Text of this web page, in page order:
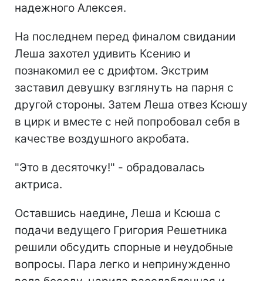
надежного Алексея.
На последнем перед финалом свидании
Леша захотел удивить Ксению и
познакомил ее с дрифтом. Экстрим
заставил девушку взглянуть на парня с
другой стороны. Затем Леша отвез Ксюшу
в цирк и вместе с ней попробовал себя в
качестве воздушного акробата.
"Это в десяточку!" - обрадовалась
актриса.
Оставшись наедине, Леша и Ксюша с
подачи ведущего Григория Решетника
решили обсудить спорные и неудобные
вопросы. Пара легко и непринужденно